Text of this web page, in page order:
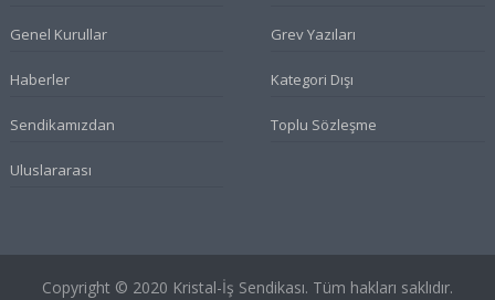
Genel Kurullar Grev Yazıları
Haberler Kategori Dışı
Sendikamızdan Toplu Sözleşme
Uluslararası
Copyright © 2020 Kristal-İş Sendikası. Tüm hakları saklıdır.